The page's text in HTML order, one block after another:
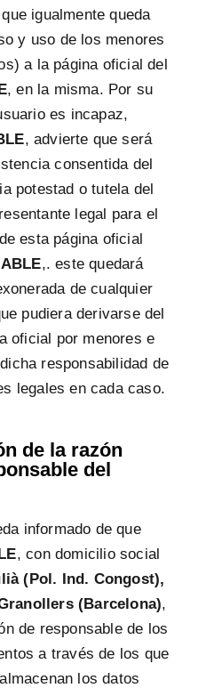
igualmente queda
y uso de los menores
a la página oficial del
, en la misma. Por su
es incapaz,
, advierte que será
consentida del
potestad o tutela del
legal para el
esta página oficial
,. este quedará
de cualquier
pudiera derivarse del
oficial por menores e
responsabilidad de
legales en cada caso.
de la razón
del
informado de que
, con domicilio social
(Pol. Ind. Congost),
(Barcelona),
de responsable de los
a través de los que
los datos